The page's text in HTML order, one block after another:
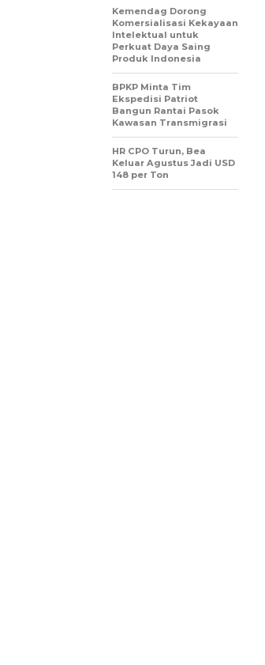
Kemendag Dorong
Komersialisasi Kekayaan
Intelektual untuk
Perkuat Daya Saing
Produk Indonesia
BPKP Minta Tim
Ekspedisi Patriot
Bangun Rantai Pasok
Kawasan Transmigrasi
HR CPO Turun, Bea
Keluar Agustus Jadi USD
148 per Ton